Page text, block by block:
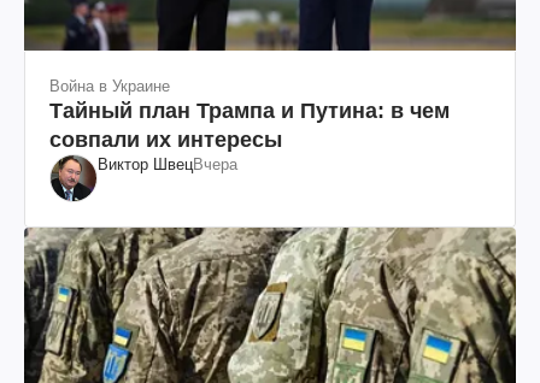
Война в Украине
Тайный план Трампа и Путина: в чем
совпали их интересы
Виктор ШвецВчера